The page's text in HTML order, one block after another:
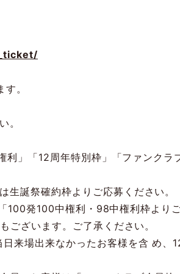
。
。
利」「12 周年特別枠」「ファンクラ
生誕祭確約枠よりご応募ください。
100発100中権利・ 98中権利枠より
ございます。ご了承ください。
来場出来なかったお客様を含 め、